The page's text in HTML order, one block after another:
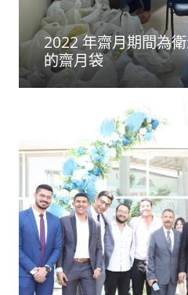
2022 年齋月期間為
的齋月袋